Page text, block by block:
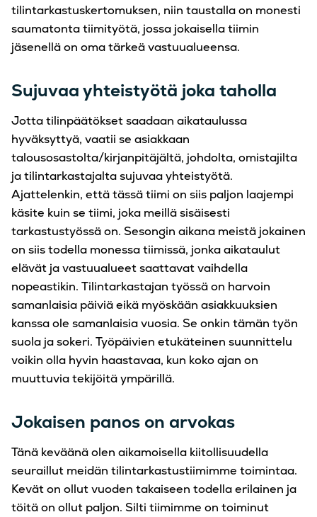
tilintarkastuskertomuksen, niin taustalla on monesti
saumatonta tiimityötä, jossa jokaisella tiimin
jäsenellä on oma tärkeä vastuualueensa.
Sujuvaa yhteistyötä joka taholla
Jotta tilinpäätökset saadaan aikataulussa
hyväksyttyä, vaatii se asiakkaan
talousosastolta/kirjanpitäjältä, johdolta, omistajilta
ja tilintarkastajalta sujuvaa yhteistyötä.
Ajattelenkin, että tässä tiimi on siis paljon laajempi
käsite kuin se tiimi, joka meillä sisäisesti
tarkastustyössä on. Sesongin aikana meistä jokainen
on siis todella monessa tiimissä, jonka aikataulut
elävät ja vastuualueet saattavat vaihdella
nopeastikin. Tilintarkastajan työssä on harvoin
samanlaisia päiviä eikä myöskään asiakkuuksien
kanssa ole samanlaisia vuosia. Se onkin tämän työn
suola ja sokeri. Työpäivien etukäteinen suunnittelu
voikin olla hyvin haastavaa, kun koko ajan on
muuttuvia tekijöitä ympärillä.
Jokaisen panos on arvokas
Tänä keväänä olen aikamoisella kiitollisuudella
seuraillut meidän tilintarkastustiimimme toimintaa.
Kevät on ollut vuoden takaiseen todella erilainen ja
töitä on ollut paljon. Silti tiimimme on toiminut